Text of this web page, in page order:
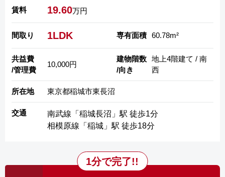
賃料 19.60万円
間取り 1LDK
共益費
/管理費
10,000円
専有面積 60.78m²
建物階数
/向き
地上4階建て / 南
西
所在地 東京都稲城市東長沼
交通
南武線「稲城長沼」駅 徒歩1分
相模原線「稲城」駅 徒歩18分
1分で完了!!